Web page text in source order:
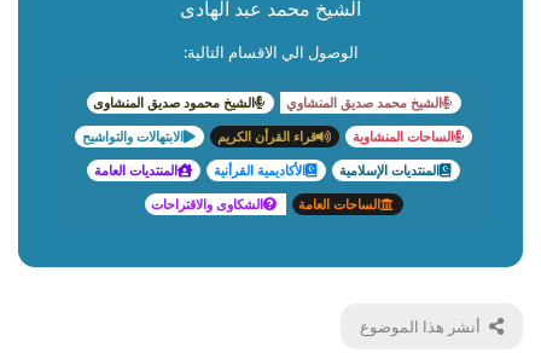
الشيخ محمد عبد الهادى
الوصول الي الاقسام التالية:
الشيخ محمد صديق المنشاوي
الشيخ محمود صديق المنشاوى
الساحات المنشاوية
قراء القرأن الكريم
الابتهالات والتواشيح
المنتديات الإسلامية
الأكاديمية القرأنية
المنتديات العامة
الساحات العامة
الشكاوى والاقتراحات
أنشر هذا الموضوع